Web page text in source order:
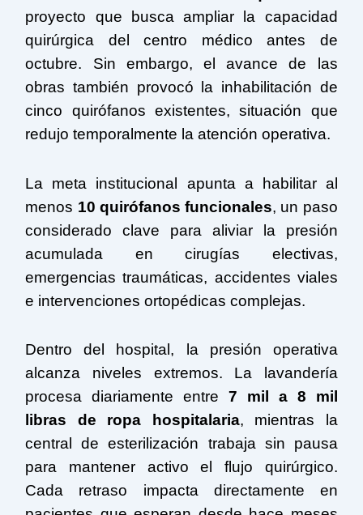
proyecto que busca ampliar la capacidad
quirúrgica del centro médico antes de
octubre. Sin embargo, el avance de las
obras también provocó la inhabilitación de
cinco quirófanos existentes, situación que
redujo temporalmente la atención operativa.
La meta institucional apunta a habilitar al
menos 10 quirófanos funcionales, un paso
considerado clave para aliviar la presión
acumulada en cirugías electivas,
emergencias traumáticas, accidentes viales
e intervenciones ortopédicas complejas.
Dentro del hospital, la presión operativa
alcanza niveles extremos. La lavandería
procesa diariamente entre7 mil a 8 mil
libras de ropa hospitalaria, mientras la
central de esterilización trabaja sin pausa
para mantener activo el flujo quirúrgico.
Cada retraso impacta directamente en